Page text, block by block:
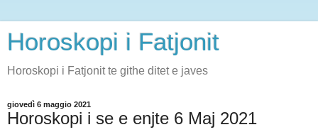
Horoskopi i Fatjonit
Horoskopi i Fatjonit te githe ditet e javes
giovedì 6 maggio 2021
Horoskopi i se e enjte 6 Maj 2021